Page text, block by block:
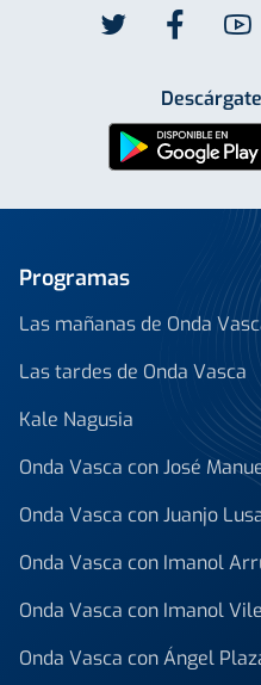
Programas
Las mañanas de Onda
Las tardes de Onda Vasca
Kale Nagusia
Onda Vasca con José
Onda Vasca con Juanjo
Onda Vasca con Imanol
Onda Vasca con Imanol
Onda Vasca con Ángel